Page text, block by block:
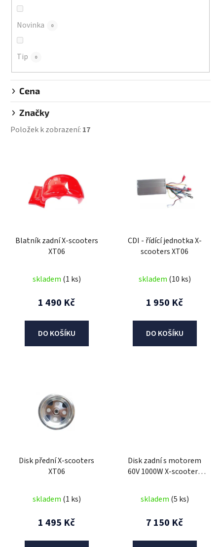
Novinka 0
Tip 0
Cena
Značky
Položek k zobrazení: 17
Blatník zadní X-scooters
XT06
skladem (1 ks)
1 490 Kč
DO KOŠÍKU
CDI - řídící jednotka X-
scooters XT06
skladem (10 ks)
1 950 Kč
DO KOŠÍKU
Disk přední X-scooters
XT06
skladem (1 ks)
1 495 Kč
Disk zadní s motorem
60V 1000W X-scooters
skladem (5 ks)
7 150 Kč